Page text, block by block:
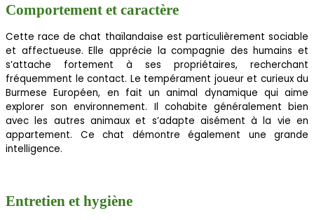
Comportement et caractère
Cette race de chat thaïlandaise est particulièrement sociable
et affectueuse. Elle apprécie la compagnie des humains et
s’attache fortement à ses propriétaires, recherchant
fréquemment le contact. Le tempérament joueur et curieux du
Burmese Européen, en fait un animal dynamique qui aime
explorer son environnement. Il cohabite généralement bien
avec les autres animaux et s’adapte aisément à la vie en
appartement. Ce chat démontre également une grande
intelligence.
Entretien et hygiène